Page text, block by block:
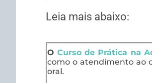
Leia mais abaixo:
OCurso de Prática na
como o atendimento ao
oral.